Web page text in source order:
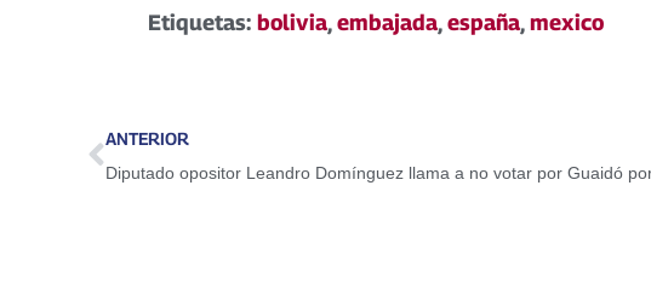
Etiquetas: bolivia,embajada,españa,mexico
ANTERIOR